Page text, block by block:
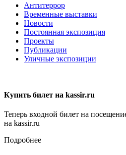
Антитеррор
Временные выставки
Новости
Постоянная экспозиция
Проекты
Публикации
Уличные экспозиции
Купить билет на kassir.ru
Теперь входной билет на
на kassir.ru
Подробнее